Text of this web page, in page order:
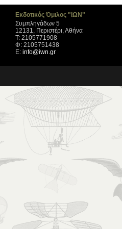
Εκδοτικός Όμιλος "ΙΩΝ"
Συμπληγάδων 5
12131, Περιστέρι, Αθήνα
Τ: 2105771908
Φ: 2105751438
Ε: info@iwn.gr